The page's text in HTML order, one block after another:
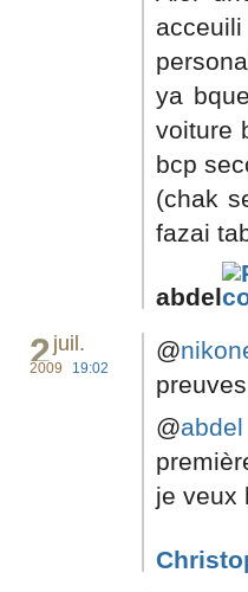
ya
voiture
bcp
(chak
fazai
abdel
2juil.
2009 19:02
@
@abdel
je veux